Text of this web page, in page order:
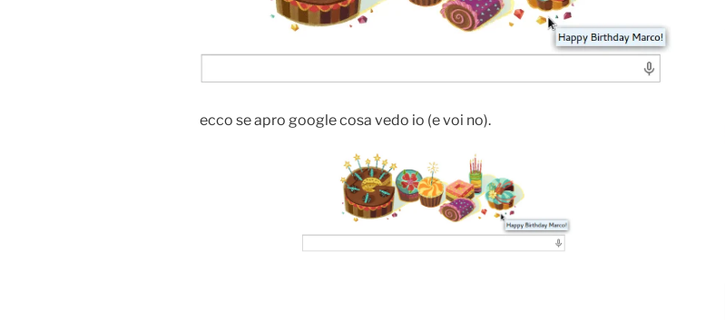
ecco se apro google cosa vedo io (e voi no).